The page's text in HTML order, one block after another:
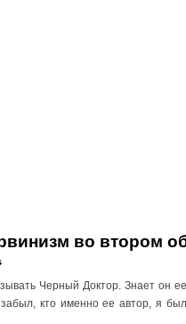
во втором
Черный Доктор. Знает он
кто именно ее автор, я